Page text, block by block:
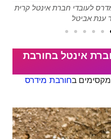
לעובדי חברת אינטל קרית
ענת אביטל
אינטל בחורבת
בחורבת מידרס